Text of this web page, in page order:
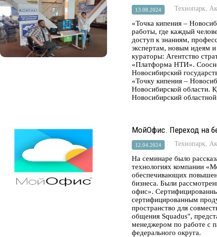
13.08.2024 Технопарк,
«Точка кипения –
работы, где каждый
доступ к знаниям,
экспертам, новым идеям
кураторы: Агентство
«Платформа НТИ».
Новосибирский
«Точку кипения –
Новосибирской области.
Новосибирский
МойОфис. Переход на
12.04.2024 Технопарк,
На семинаре было
технологиях компании
обеспечивающих
бизнеса. Были
офис».
сертифицированным
пространство для
общения Squadus",
менеджером по работе с
федерального округа.